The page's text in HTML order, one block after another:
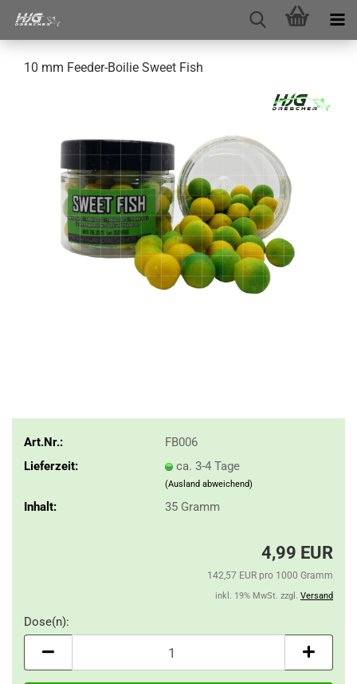
10 mm Feeder-Boilie Sweet Fish
Art.Nr.:
FB006
Lieferzeit:
ca. 3-4 Tage
(Ausland abweichend)
Inhalt: 35 Gramm
4,99 EUR
142,57 EUR pro 1000 Gramm
inkl. 19% MwSt. zzgl. Versand
Dose(n):
Dose(n)